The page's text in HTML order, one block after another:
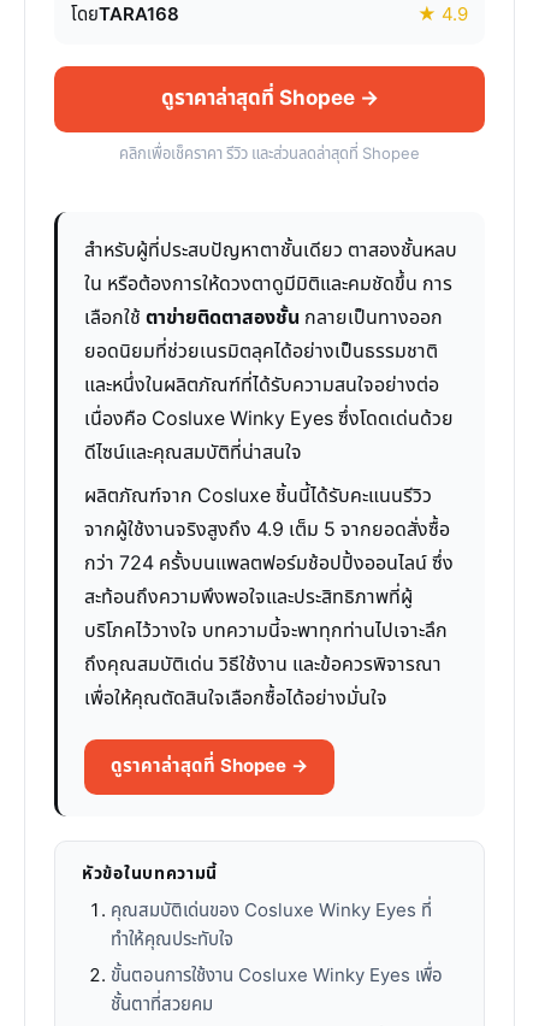
โดยTARA168 ★ 4.9
ดูราคาล่าสุดที่ Shopee →
คลิกเพื่อเช็คราคา รีวิว และส่วนลดล่าสุดที่ Shopee
สำหรับผู้ที่ประสบปัญหาตาชั้นเดียว ตาสองชั้นหลบ
ใน หรือต้องการให้ดวงตาดูมีมิติและคมชัดขึ้น การ
เลือกใช้ ตาข่ายติดตาสองชั้น กลายเป็นทางออก
ยอดนิยมที่ช่วยเนรมิตลุคได้อย่างเป็นธรรมชาติ
และหนึ่งในผลิตภัณฑ์ที่ได้รับความสนใจอย่างต่อ
เนื่องคือ Cosluxe Winky Eyes ซึ่งโดดเด่นด้วย
ดีไซน์และคุณสมบัติที่น่าสนใจ
ผลิตภัณฑ์จาก Cosluxe ชิ้นนี้ได้รับคะแนนรีวิว
จากผู้ใช้งานจริงสูงถึง 4.9 เต็ม 5 จากยอดสั่งซื้อ
กว่า 724 ครั้งบนแพลตฟอร์มช้อปปิ้งออนไลน์ ซึ่ง
สะท้อนถึงความพึงพอใจและประสิทธิภาพที่ผู้
บริโภคไว้วางใจ บทความนี้จะพาทุกท่านไปเจาะลึก
ถึงคุณสมบัติเด่น วิธีใช้งาน และข้อควรพิจารณา
เพื่อให้คุณตัดสินใจเลือกซื้อได้อย่างมั่นใจ
ดูราคาล่าสุดที่ Shopee →
หัวข้อในบทความนี้
คุณสมบัติเด่นของ Cosluxe Winky Eyes ที่
ทำให้คุณประทับใจ
ขั้นตอนการใช้งาน Cosluxe Winky Eyes เพื่อ
ชั้นตาที่สวยคม